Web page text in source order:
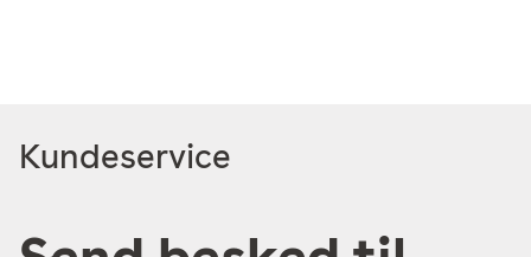
Læs
Kundeservice